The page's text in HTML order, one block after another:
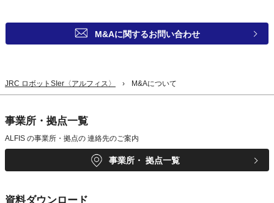
M&Aに関するお問い合わせ
JRC ロボットSIer〈アルフィス〉 M&Aについて
事業所・拠点一覧
ALFIS の事業所・拠点の 連絡先のご案内
事業所・ 拠点一覧
資料ダウンロード